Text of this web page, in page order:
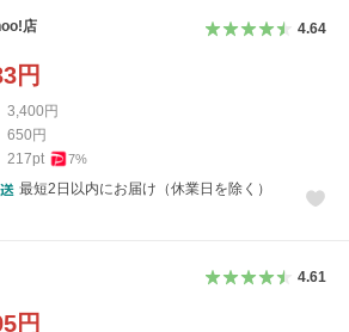
店 4.64
円
3,400 円
650 円
217pt 7%
最短2日以内にお届け（休業日を除く）
4.61
円